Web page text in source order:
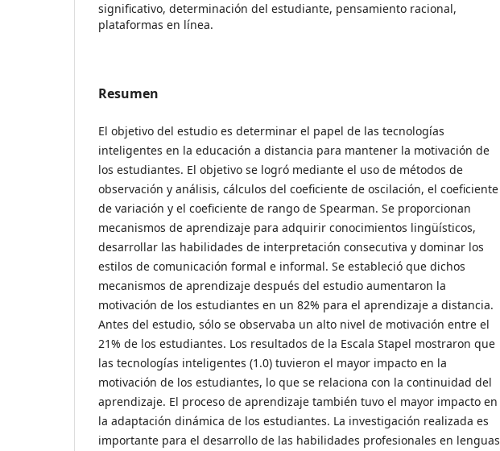
significativo, determinación del estudiante, pensamiento racional,
plataformas en línea.
Resumen
El objetivo del estudio es determinar el papel de las tecnologías
inteligentes en la educación a distancia para mantener la motivación de
los estudiantes. El objetivo se logró mediante el uso de métodos de
observación y análisis, cálculos del coeficiente de oscilación, el coeficiente
de variación y el coeficiente de rango de Spearman. Se proporcionan
mecanismos de aprendizaje para adquirir conocimientos lingüísticos,
desarrollar las habilidades de interpretación consecutiva y dominar los
estilos de comunicación formal e informal. Se estableció que dichos
mecanismos de aprendizaje después del estudio aumentaron la
motivación de los estudiantes en un 82% para el aprendizaje a distancia.
Antes del estudio, sólo se observaba un alto nivel de motivación entre el
21% de los estudiantes. Los resultados de la Escala Stapel mostraron que
las tecnologías inteligentes (1.0) tuvieron el mayor impacto en la
motivación de los estudiantes, lo que se relaciona con la continuidad del
aprendizaje. El proceso de aprendizaje también tuvo el mayor impacto en
la adaptación dinámica de los estudiantes. La investigación realizada es
importante para el desarrollo de las habilidades profesionales en lenguas